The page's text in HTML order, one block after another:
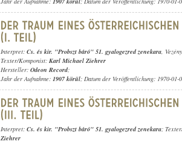
Interpret: Cs. és kir. "Probszt báró" 51. gyalogezred zenekara,
Texter/Komponist: Karl Michael Ziehrer
Hersteller: Odeon Record;
Jahr der Aufnahme: 1907 körül; Datum der Veröffentlichung: 1970-01-
Interpret: Cs. és kir. "Probszt báró" 51. gyalogezred zenekara;
Ziehrer